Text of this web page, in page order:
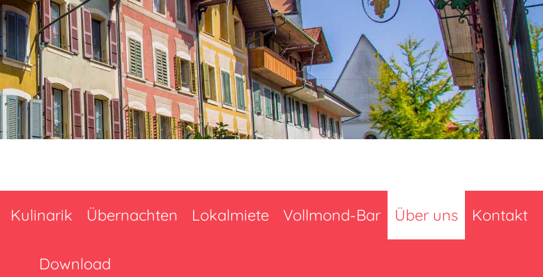
Kulinarik Übernachten Lokalmiete Vollmond-Bar Über uns Kontakt
Download